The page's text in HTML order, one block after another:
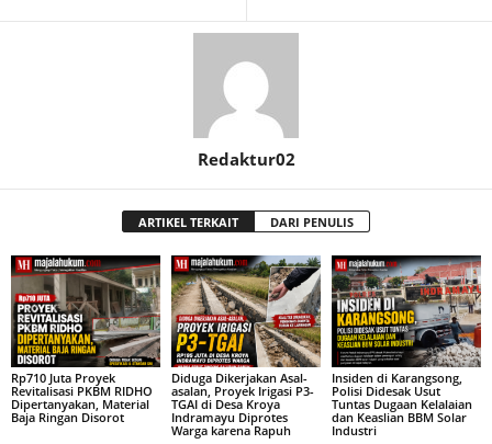
Redaktur02
ARTIKEL TERKAIT DARI PENULIS
Rp710 Juta Proyek
Revitalisasi PKBM RIDHO
Dipertanyakan, Material
Baja Ringan Disorot
Diduga Dikerjakan Asal-
asalan, Proyek Irigasi P3-
TGAI di Desa Kroya
Indramayu Diprotes
Warga karena Rapuh
Insiden di Karangsong,
Polisi Didesak Usut
Tuntas Dugaan Kelalaian
dan Keaslian BBM Solar
Industri